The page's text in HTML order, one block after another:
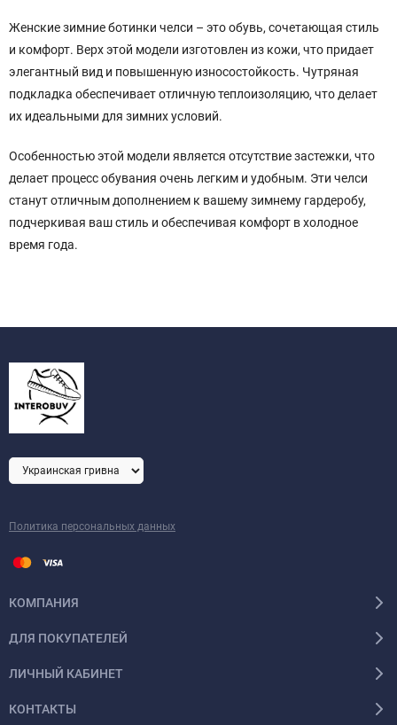
Женские зимние ботинки челси – это обувь, сочетающая стиль
и комфорт. Верх этой модели изготовлен из кожи, что придает
элегантный вид и повышенную износостойкость. Чутряная
подкладка обеспечивает отличную теплоизоляцию, что делает
их идеальными для зимних условий.
Особенностью этой модели является отсутствие застежки, что
делает процесс обувания очень легким и удобным. Эти челси
станут отличным дополнением к вашему зимнему гардеробу,
подчеркивая ваш стиль и обеспечивая комфорт в холодное
время года.
Политика персональных данных
КОМПАНИЯ
ДЛЯ ПОКУПАТЕЛЕЙ
ЛИЧНЫЙ КАБИНЕТ
КОНТАКТЫ